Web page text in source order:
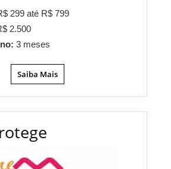
299 até R$ 799
2.500
3 meses
Saiba Mais